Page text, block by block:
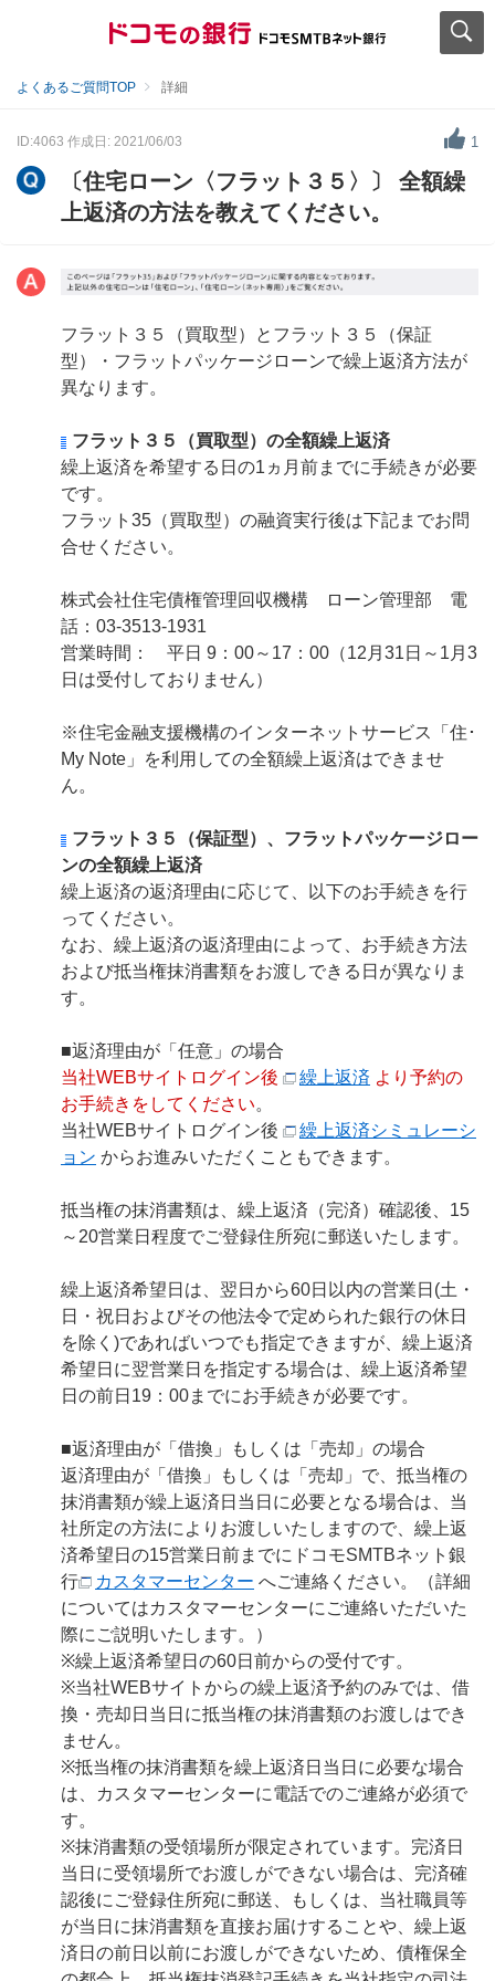
よくあるご質問TOP 詳細
ID:4063 作成日: 2021/06/03 1
〔住宅ローン〈フラット３５〉〕 全額繰
上返済の方法を教えてください。
フラット３５（買取型）とフラット３５（保証
型）・フラットパッケージローンで繰上返済方法が
異なります。
フラット３５（買取型）の全額繰上返済
繰上返済を希望する日の1ヵ月前までに手続きが必要
です。
フラット35（買取型）の融資実行後は下記までお問
合せください。
株式会社住宅債権管理回収機構 ローン管理部 電
話：03-3513-1931
営業時間： 平日 9：00～17：00（12月31日～1月3
日は受付しておりません）
※住宅金融支援機構のインターネットサービス「住･
My Note」を利用しての全額繰上返済はできませ
ん。
フラット３５（保証型）、フラットパッケージロー
ンの全額繰上返済
繰上返済の返済理由に応じて、以下のお手続きを行
ってください。
なお、繰上返済の返済理由によって、お手続き方法
および抵当権抹消書類をお渡しできる日が異なりま
す。
■返済理由が「任意」の場合
当社WEBサイトログイン後
繰上返済 より予約の
お手続きをしてください。
当社WEBサイトログイン後
繰上返済シミュレーシ
ョン からお進みいただくこともできます。
抵当権の抹消書類は、繰上返済（完済）確認後、15
～20営業日程度でご登録住所宛に郵送いたします。
繰上返済希望日は、翌日から60日以内の営業日(土・
日・祝日およびその他法令で定められた銀行の休日
を除く)であればいつでも指定できますが、繰上返済
希望日に翌営業日を指定する場合は、繰上返済希望
日の前日19：00までにお手続きが必要です。
■返済理由が「借換」もしくは「売却」の場合
返済理由が「借換」もしくは「売却」で、抵当権の
抹消書類が繰上返済日当日に必要となる場合は、当
社所定の方法によりお渡しいたしますので、繰上返
済希望日の15営業日前までにドコモSMTBネット銀
行
カスタマーセンター へご連絡ください。（詳細
についてはカスタマーセンターにご連絡いただいた
際にご説明いたします。）
※繰上返済希望日の60日前からの受付です。
※当社WEBサイトからの繰上返済予約のみでは、借
換・売却日当日に抵当権の抹消書類のお渡しはでき
ません。
※抵当権の抹消書類を繰上返済日当日に必要な場合
は、カスタマーセンターに電話でのご連絡が必須で
す。
※抹消書類の受領場所が限定されています。完済日
当日に受領場所でお渡しができない場合は、完済確
認後にご登録住所宛に郵送、もしくは、当社職員等
が当日に抹消書類を直接お届けすることや、繰上返
済日の前日以前にお渡しができないため、債権保全